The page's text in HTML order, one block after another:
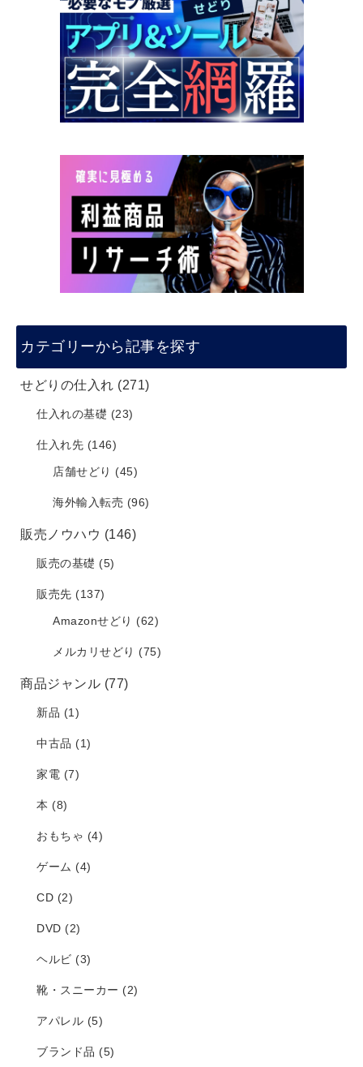
カテゴリーから記事を探す
せどりの仕入れ (271)
仕入れの基礎 (23)
仕入れ先 (146)
店舗せどり (45)
海外輸入転売 (96)
販売ノウハウ (146)
販売の基礎 (5)
販売先 (137)
Amazonせどり (62)
メルカリせどり (75)
商品ジャンル (77)
新品 (1)
中古品 (1)
家電 (7)
本 (8)
おもちゃ (4)
ゲーム (4)
CD (2)
DVD (2)
ヘルビ (3)
靴・スニーカー (2)
アパレル (5)
ブランド品 (5)